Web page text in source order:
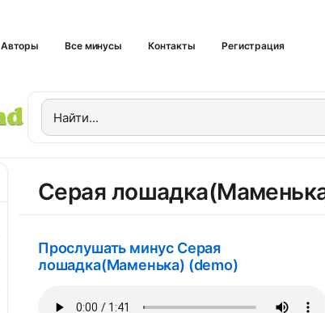
Авторы Все минусы Контакты Регистрация
Серая
Прослушать минус Серая
лошадка(Маменька) (demo)